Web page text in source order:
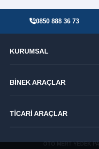
0850 888 36 73
KURUMSAL
BİNEK ARAÇLAR
TİCARİ ARAÇLAR
OTO MERT YEDEK